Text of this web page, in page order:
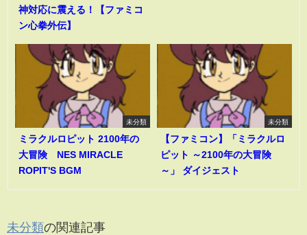
神対応に震える！【ファミコ
ン心拳外伝】
未分類
ミラクルロピット 2100年の
大冒険 NES MIRACLE
ROPIT'S BGM
未分類
【ファミコン】「ミラクルロ
ピット ～2100年の大冒険
～」 ダイジェスト
未分類の関連記事